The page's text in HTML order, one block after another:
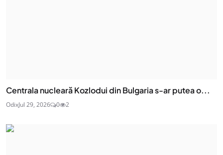
Centrala nucleară Kozlodui din Bulgaria s-ar putea o...
OdixJul 29, 2026 0 2